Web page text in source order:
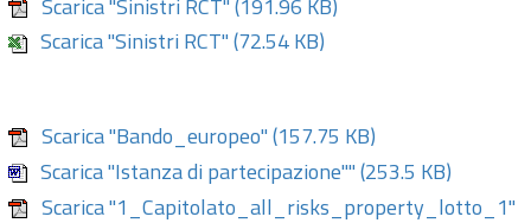
Scarica "Sinistri RCT" (191.96 KB)
Scarica "Sinistri RCT" (72.54 KB)
Scarica "Bando_europeo" (157.75 KB)
Scarica "Istanza di partecipazione"" (253.5 KB)
Scarica "1_Capitolato_all_risks_property_lotto_1"